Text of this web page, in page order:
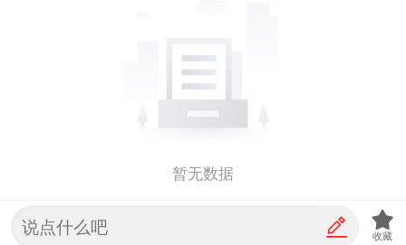
暂无数据
收藏